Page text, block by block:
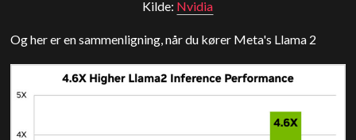
Kilde: Nvidia
Og her er en sammenligning, når du kører Meta's Llama 2